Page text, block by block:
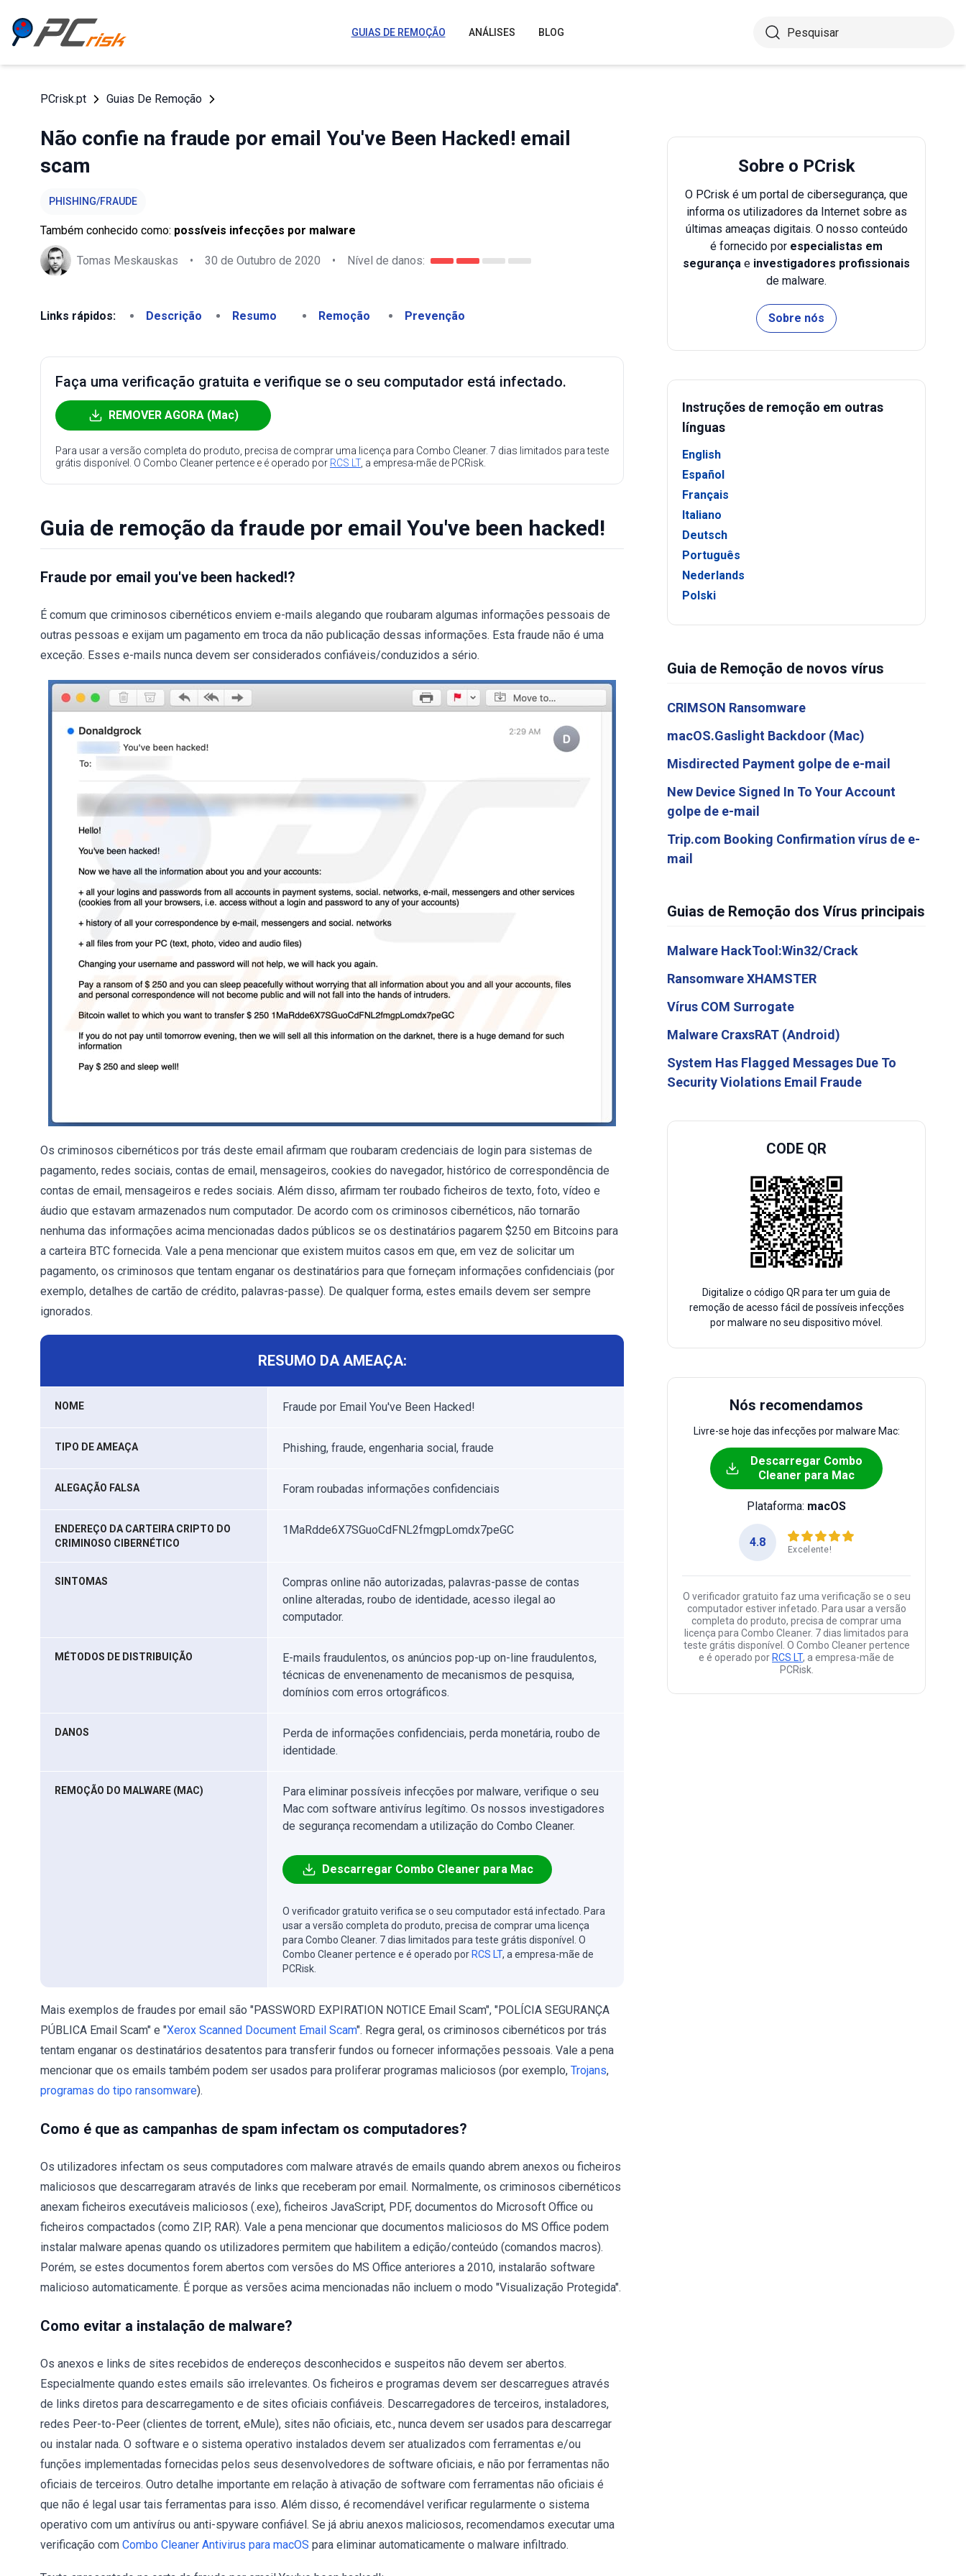
GUIAS DE REMOÇÃO ANÁLISES BLOG
PCrisk.pt Guias De Remoção
Não confie na fraude por email You've Been Hacked! email
scam
PHISHING/FRAUDE
Também conhecido como: possíveis infecções por malware
Tomas Meskauskas • 30 de Outubro de 2020 • Nível de danos:
Links rápidos: Descrição Resumo Remoção Prevenção
Faça uma verificação gratuita e verifique se o seu computador está infectado.
REMOVER AGORA (Mac)
Para usar a versão completa do produto, precisa de comprar uma licença para Combo Cleaner. 7 dias limitados para teste
grátis disponível. O Combo Cleaner pertence e é operado por RCS LT, a empresa-mãe de PCRisk.
Guia de remoção da fraude por email You've been hacked!
Fraude por email you've been hacked!?
É comum que criminosos cibernéticos enviem e-mails alegando que roubaram algumas informações pessoais de
outras pessoas e exijam um pagamento em troca da não publicação dessas informações. Esta fraude não é uma
exceção. Esses e-mails nunca devem ser considerados confiáveis/conduzidos a sério.
Os criminosos cibernéticos por trás deste email afirmam que roubaram credenciais de login para sistemas de
pagamento, redes sociais, contas de email, mensageiros, cookies do navegador, histórico de correspondência de
contas de email, mensageiros e redes sociais. Além disso, afirmam ter roubado ficheiros de texto, foto, vídeo e
áudio que estavam armazenados num computador. De acordo com os criminosos cibernéticos, não tornarão
nenhuma das informações acima mencionadas dados públicos se os destinatários pagarem $250 em Bitcoins para
a carteira BTC fornecida. Vale a pena mencionar que existem muitos casos em que, em vez de solicitar um
pagamento, os criminosos que tentam enganar os destinatários para que forneçam informações confidenciais (por
exemplo, detalhes de cartão de crédito, palavras-passe). De qualquer forma, estes emails devem ser sempre
ignorados.
RESUMO DA AMEAÇA:
NOME Fraude por Email You've Been Hacked!
TIPO DE AMEAÇA Phishing, fraude, engenharia social, fraude
ALEGAÇÃO FALSA Foram roubadas informações confidenciais
ENDEREÇO DA CARTEIRA CRIPTO DO
CRIMINOSO CIBERNÉTICO
1MaRdde6X7SGuoCdFNL2fmgpLomdx7peGC
SINTOMAS
Compras online não autorizadas, palavras-passe de contas
online alteradas, roubo de identidade, acesso ilegal ao
computador.
MÉTODOS DE DISTRIBUIÇÃO
E-mails fraudulentos, os anúncios pop-up on-line fraudulentos,
técnicas de envenenamento de mecanismos de pesquisa,
domínios com erros ortográficos.
DANOS
Perda de informações confidenciais, perda monetária, roubo de
identidade.
REMOÇÃO DO MALWARE (MAC)
Para eliminar possíveis infecções por malware, verifique o seu
Mac com software antivírus legítimo. Os nossos investigadores
de segurança recomendam a utilização do Combo Cleaner.
Descarregar Combo Cleaner para Mac
O verificador gratuito verifica se o seu computador está infectado. Para
usar a versão completa do produto, precisa de comprar uma licença
para Combo Cleaner. 7 dias limitados para teste grátis disponível. O
Combo Cleaner pertence e é operado por RCS LT, a empresa-mãe de
PCRisk.
Mais exemplos de fraudes por email são "PASSWORD EXPIRATION NOTICE Email Scam", "POLÍCIA SEGURANÇA
PÚBLICA Email Scam" e "Xerox Scanned Document Email Scam". Regra geral, os criminosos cibernéticos por trás
tentam enganar os destinatários desatentos para transferir fundos ou fornecer informações pessoais. Vale a pena
mencionar que os emails também podem ser usados para proliferar programas maliciosos (por exemplo, Trojans,
programas do tipo ransomware).
Como é que as campanhas de spam infectam os computadores?
Os utilizadores infectam os seus computadores com malware através de emails quando abrem anexos ou ficheiros
maliciosos que descarregaram através de links que receberam por email. Normalmente, os criminosos cibernéticos
anexam ficheiros executáveis maliciosos (.exe), ficheiros JavaScript, PDF, documentos do Microsoft Office ou
ficheiros compactados (como ZIP, RAR). Vale a pena mencionar que documentos maliciosos do MS Office podem
instalar malware apenas quando os utilizadores permitem que habilitem a edição/conteúdo (comandos macros).
Porém, se estes documentos forem abertos com versões do MS Office anteriores a 2010, instalarão software
malicioso automaticamente. É porque as versões acima mencionadas não incluem o modo "Visualização Protegida".
Como evitar a instalação de malware?
Os anexos e links de sites recebidos de endereços desconhecidos e suspeitos não devem ser abertos.
Especialmente quando estes emails são irrelevantes. Os ficheiros e programas devem ser descarregues através
de links diretos para descarregamento e de sites oficiais confiáveis. Descarregadores de terceiros, instaladores,
redes Peer-to-Peer (clientes de torrent, eMule), sites não oficiais, etc., nunca devem ser usados para descarregar
ou instalar nada. O software e o sistema operativo instalados devem ser atualizados com ferramentas e/ou
funções implementadas fornecidas pelos seus desenvolvedores de software oficiais, e não por ferramentas não
oficiais de terceiros. Outro detalhe importante em relação à ativação de software com ferramentas não oficiais é
que não é legal usar tais ferramentas para isso. Além disso, é recomendável verificar regularmente o sistema
operativo com um antivírus ou anti-spyware confiável. Se já abriu anexos maliciosos, recomendamos executar uma
verificação com Combo Cleaner Antivirus para macOS para eliminar automaticamente o malware infiltrado.
Sobre o PCrisk
O PCrisk é um portal de cibersegurança, que
informa os utilizadores da Internet sobre as
últimas ameaças digitais. O nosso conteúdo
é fornecido por especialistas em
segurança e investigadores profissionais
de malware.
Sobre nós
Instruções de remoção em outras
línguas
English
Español
Français
Italiano
Deutsch
Português
Nederlands
Polski
Guia de Remoção de novos vírus
CRIMSON Ransomware
macOS.Gaslight Backdoor (Mac)
Misdirected Payment golpe de e-mail
New Device Signed In To Your Account
golpe de e-mail
Trip.com Booking Confirmation vírus de e-
mail
Guias de Remoção dos Vírus principais
Malware HackTool:Win32/Crack
Ransomware XHAMSTER
Vírus COM Surrogate
Malware CraxsRAT (Android)
System Has Flagged Messages Due To
Security Violations Email Fraude
CODE QR
Digitalize o código QR para ter um guia de
remoção de acesso fácil de possíveis infecções
por malware no seu dispositivo móvel.
Nós recomendamos
Livre-se hoje das infecções por malware Mac:
Descarregar Combo
Cleaner para Mac
Plataforma: macOS
4.8
Excelente!
O verificador gratuito faz uma verificação se o seu
computador estiver infetado. Para usar a versão
completa do produto, precisa de comprar uma
licença para Combo Cleaner. 7 dias limitados para
teste grátis disponível. O Combo Cleaner pertence
e é operado por RCS LT, a empresa-mãe de
PCRisk.